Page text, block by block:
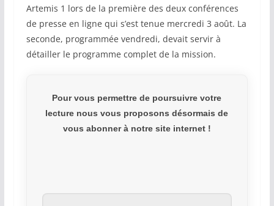
Artemis 1 lors de la première des deux conférences
de presse en ligne qui s’est tenue mercredi 3 août. La
seconde, programmée vendredi, devait servir à
détailler le programme complet de la mission.
Pour vous permettre de poursuivre votre
lecture nous vous proposons désormais de
vous abonner à notre site internet !